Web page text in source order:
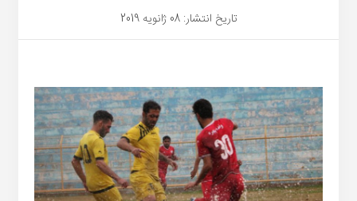
تاریخ انتشار: 08 ژانویه 2019